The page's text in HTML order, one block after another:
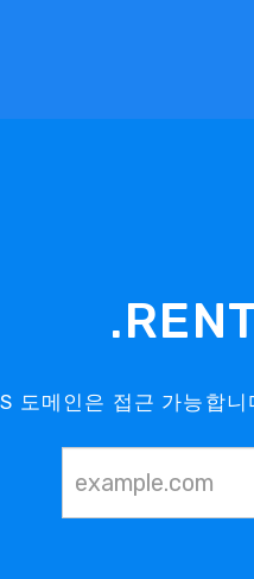
도메인은 접근 가능합